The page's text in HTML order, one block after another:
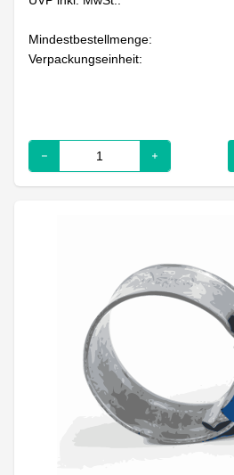
Mindestbestellmenge:
Verpackungseinheit: